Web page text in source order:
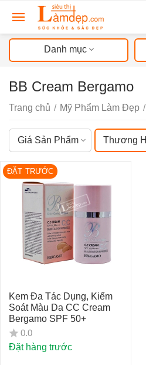
Danh mục
BB Cream Bergamo
Trang chủ / Mỹ Phẩm Làm Đẹp /
Giá Sản Phẩm Thương
ĐẶT TRƯỚC
Kem Đa Tác Dụng, Kiểm
Soát Màu Da CC Cream
Bergamo SPF 50+
0.0
Đặt hàng trước